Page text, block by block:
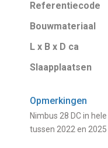
Referentiecode
Bouwmateriaal
L x B x D ca
Slaapplaatsen
Opmerkingen
Nimbus 28 DC in
tussen 2022 en 2025